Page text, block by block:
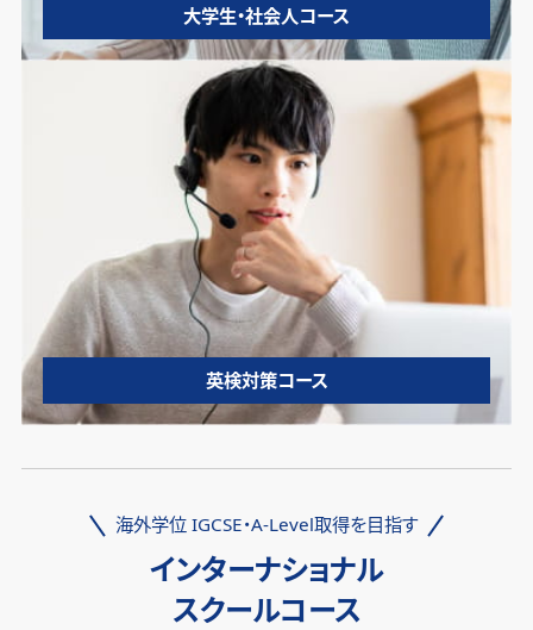
大学生・社会人コース
英検対策コース
海外学位 IGCSE・A-Level取得を目指す
インターナショナル
スクールコース